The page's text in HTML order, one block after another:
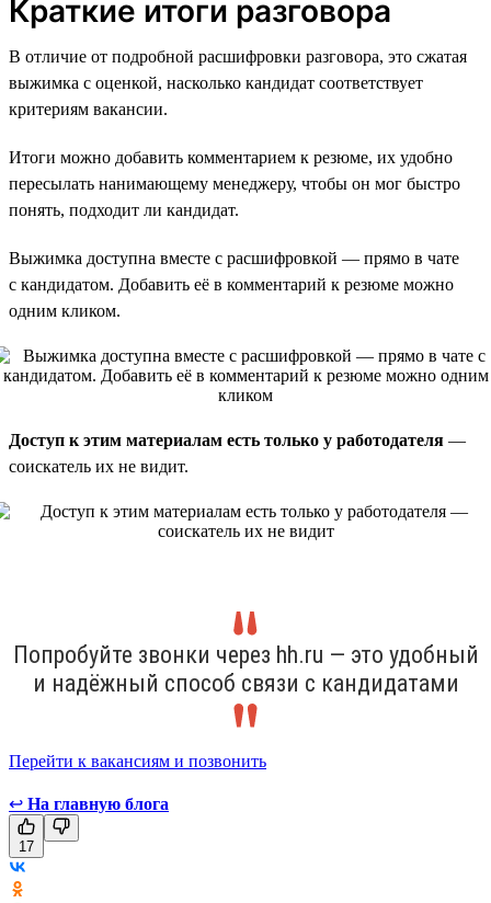
Краткие итоги разговора
В отличие от подробной расшифровки разговора, это сжатая
выжимка с оценкой, насколько кандидат соответствует
критериям вакансии.
Итоги можно добавить комментарием к резюме, их удобно
пересылать нанимающему менеджеру, чтобы он мог быстро
понять, подходит ли кандидат.
Выжимка доступна вместе с расшифровкой — прямо в чате
с кандидатом. Добавить её в комментарий к резюме можно
одним кликом.
Доступ к этим материалам есть только у работодателя —
соискатель их не видит.
Попробуйте звонки через hh.ru — это удобный
и надёжный способ связи с кандидатами
Перейти к вакансиям и позвонить
↩ На главную блога
17